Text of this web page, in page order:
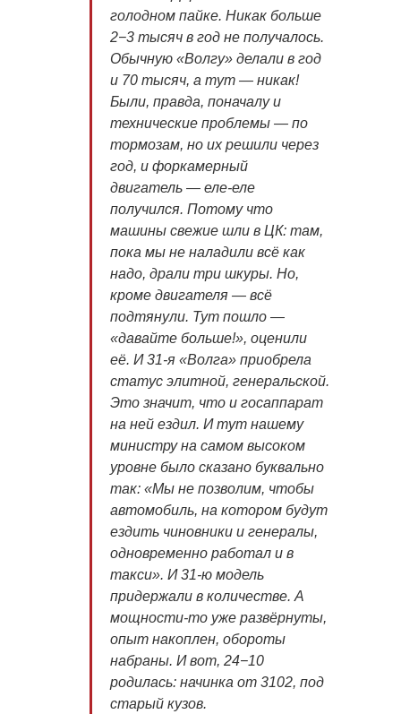
голодном пайке. Никак больше
2−3 тысяч в год не получалось.
Обычную «Волгу» делали в год
и 70 тысяч, а тут — никак!
Были, правда, поначалу и
технические проблемы — по
тормозам, но их решили через
год, и форкамерный
двигатель — еле-еле
получился. Потому что
машины свежие шли в ЦК: там,
пока мы не наладили всё как
надо, драли три шкуры. Но,
кроме двигателя — всё
подтянули. Тут пошло —
«давайте больше!», оценили
её. И 31-я «Волга» приобрела
статус элитной, генеральской.
Это значит, что и госаппарат
на ней ездил. И тут нашему
министру на самом высоком
уровне было сказано буквально
так: «Мы не позволим, чтобы
автомобиль, на котором будут
ездить чиновники и генералы,
одновременно работал и в
такси». И 31-ю модель
придержали в количестве. А
мощности-то уже развёрнуты,
опыт накоплен, обороты
набраны. И вот, 24−10
родилась: начинка от 3102, под
старый кузов.